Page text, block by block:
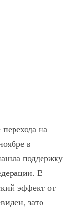
на
в
поддержку
В
эффект от
зато